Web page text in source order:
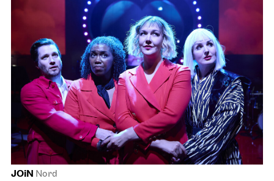
Staatsorchester StuttgartLiederhalle, Beethovensaal
4. Sinfonie­konzert
22.02.2027
19:30
Di, 23.02.2027